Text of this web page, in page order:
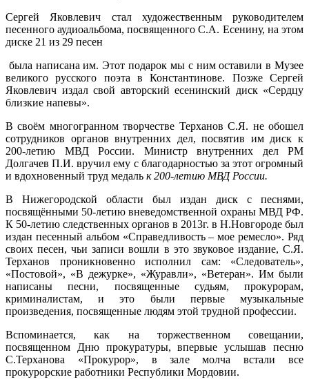
Сергей Яковлевич стал художественным руководителем
песенного аудиоальбома, посвященного С.А. Есенину, на этом
диске 21 из 29 песен
была написана им. Этот подарок мы с ним оставили в Музее
великого русского поэта в Константинове. Позже Сергей
Яковлевич издал свой авторский есенинский диск «Сердцу
близкие напевы».
В своём многогранном творчестве Терханов С.Я. не обошел
сотрудников органов внутренних дел, посвятив им диск к
200-летию МВД России. Министр внутренних дел РМ
Долгачев П.И. вручил ему с благодарностью за этот огромный
и вдохновенный труд медаль к 200-летию МВД России.
В Нижегородской области был издан диск с песнями,
посвящёнными 50-летию вневедомственной охраны МВД РФ.
К 50-летию следственных органов в 2013г. в Н.Новгороде был
издан песенный альбом «Справедливость – мое ремесло». Ряд
своих песен, чьи записи вошли в это звуковое издание, С.Я.
Терханов проникновенно исполнил сам: «Следователь»,
«Постовой», «В дежурке», «Журавли», «Ветеран». Им были
написаны песни, посвященные судьям, прокурорам,
криминалистам, и это были первые музыкальные
произведения, посвященные людям этой трудной профессии.
Вспоминается, как на торжественном совещании,
посвященном Дню прокуратуры, впервые услышав песню
С.Терханова «Прокурор», в зале молча встали все
прокурорские работники Республики Мордовии.